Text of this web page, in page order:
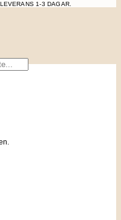
1-3 DAGAR.